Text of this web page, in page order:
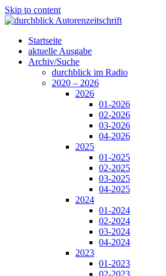
Skip to content
Startseite
aktuelle Ausgabe
Archiv/Suche
durchblick im Radio
2020 – 2026
2026
01-2026
02-2026
03-2026
04-2026
2025
01-2025
02-2025
03-2025
04-2025
2024
01-2024
02-2024
03-2024
04-2024
2023
01-2023
02-2023